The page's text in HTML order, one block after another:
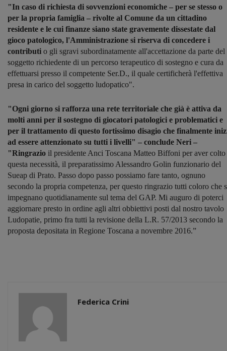
"In caso di richiesta di sovvenzioni economiche – per se stesso o
per la propria famiglia – rivolte al Comune da un cittadino
residente e le cui finanze siano state gravemente dissestate dal
gioco patologico, l'Amministrazione si riserva di concedere i
contributi o gli sgravi subordinatamente all'accettazione da parte del
soggetto richiedente di un percorso terapeutico di sostegno e cura da
effettuarsi presso il competente Ser.D., il quale certificherà l'effettiva
presa in carico del soggetto ludopatico".
"Ogni giorno si rafforza una rete territoriale che già è attiva da
molti anni per il sostegno di giocatori patologici e problematici e
per il trattamento di questo fortissimo disagio che finalmente
ad essere attenzionato su tutti i livelli" – conclude Neri –
"Ringrazio il presidente Anci Toscana Matteo Biffoni per aver colto
questa necessità, il preparatissimo Alessandro Golin funzionario del
Sueap di Prato. Passo dopo passo possiamo fare tanto, ognuno
secondo la propria competenza, per questo ringrazio tutti coloro che
impegnano quotidianamente sul tema del GAP. Mi auguro di poterci
aggiornare presto in ordine agli altri obbiettivi posti dal nostro tavolo
Ludopatie, primo fra tutti la revisione della L.R. 57/2013 secondo la
proposta depositata in Regione Toscana a novembre 2016.”
Federica Crini